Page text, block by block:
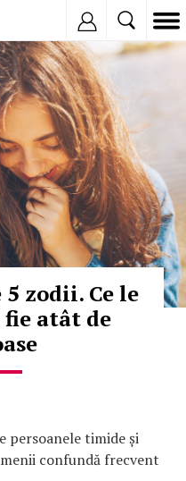
zodii. Ce le
atât de
persoanele timide și
confundă frecvent